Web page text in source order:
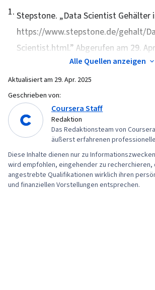
Programmierung, Computer-
Software zur
Entwicklungsumgebungen,
Transaktionsverarbeitung,
Prozedur, Abfragesprachen,
Datenerhebung, Skripting,
Darstellung, Pandas (Python-
Fähigkeiten, Statistische
Wahrscheinlichkeit,
Korrelationsanalyse,
Deskriptive Analytik,
1. Stepstone. „Data Scientist Gehälter
https://www.stepstone.de/gehalt/
Scientist.html.” Abgerufen am 29.
Alle Quellen anzeigen
Aktualisiert am 29. Apr. 2025
Geschrieben von:
Coursera Staff
Redaktion
Das Redaktionsteam von
äußerst erfahrenen
Diese Inhalte dienen nur zu
wird empfohlen, eingehender zu recherchieren,
angestrebte Qualifikationen wirklich ihren
und finanziellen Vorstellungen entsprechen.